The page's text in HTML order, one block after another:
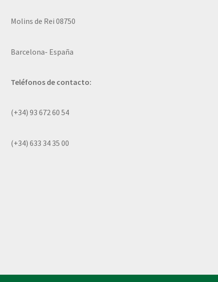
Molins de Rei 08750
Barcelona- España
Teléfonos de contacto:
(+34) 93 672 60 54
(+34) 633 34 35 00